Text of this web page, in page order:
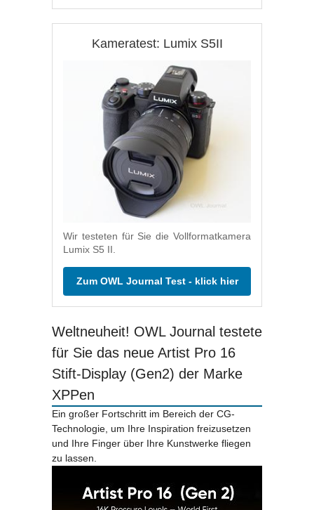
Kameratest: Lumix S5II
Wir testeten für Sie die Vollformatkamera
Lumix S5 II.
Zum OWL Journal Test - klick hier
Weltneuheit! OWL Journal testete
für Sie das neue Artist Pro 16
Stift-Display (Gen2) der Marke
XPPen
Ein großer Fortschritt im Bereich der CG-
Technologie, um Ihre Inspiration freizusetzen
und Ihre Finger über Ihre Kunstwerke fliegen
zu lassen.